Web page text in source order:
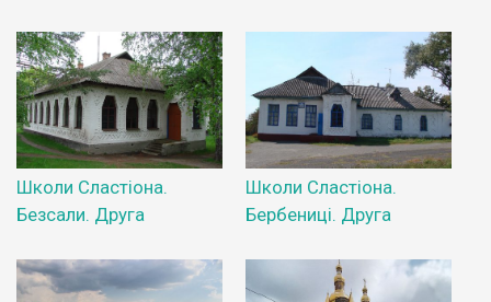
Школи Сластіона.
Безсали. Друга
Школи Сластіона.
Бербениці. Друга